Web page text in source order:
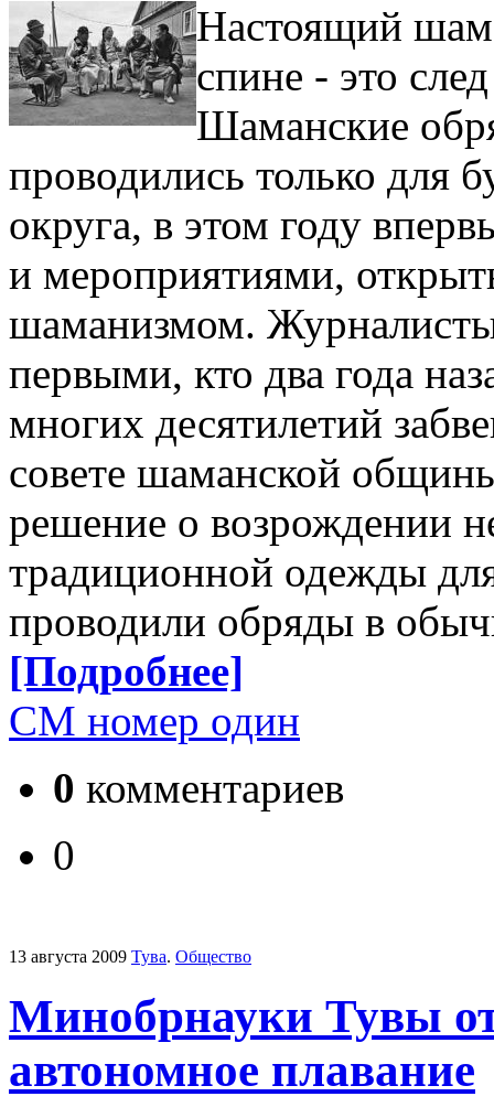
Настоящий
спине - это
Шаманские
проводились только для
округа, в этом году
и мероприятиями,
шаманизмом.
первыми, кто два года
многих десятилетий
совете шаманской
решение о возрождении
традиционной одежды
проводили обряды в
[Подробнее]
СМ номер один
0 комментариев
0
13 августа 2009 Тува. Общество
Минобрнауки Тувы
автономное плавание